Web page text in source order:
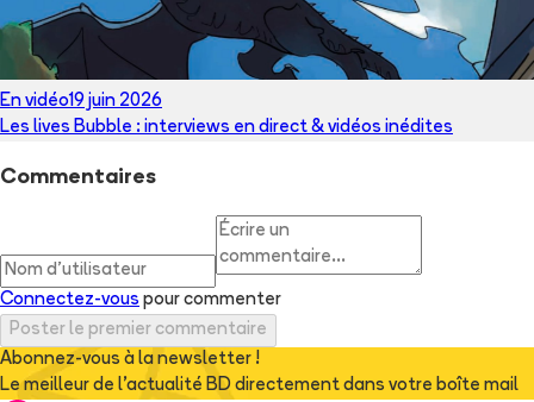
En vidéo19 juin 2026
Les lives Bubble : interviews en direct & vidéos inédites
Commentaires
Connectez-vous pour commenter
Poster le premier commentaire
Abonnez-vous à la newsletter !
Le meilleur de l'actualité BD directement dans votre boîte mail